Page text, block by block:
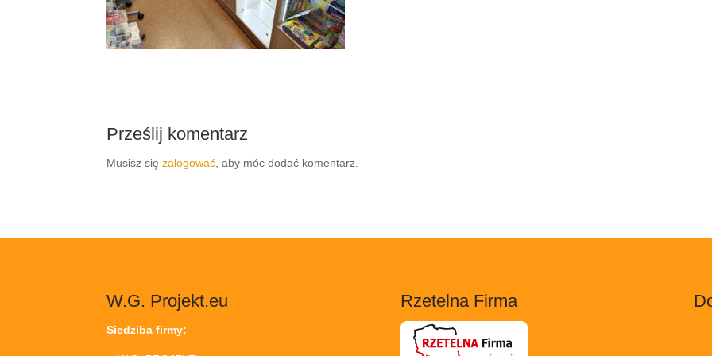
Prześlij komentarz
Musisz sięzalogować , aby móc dodać komentarz.
W.G. Projekt.eu
Siedziba firmy:
Rzetelna Firma